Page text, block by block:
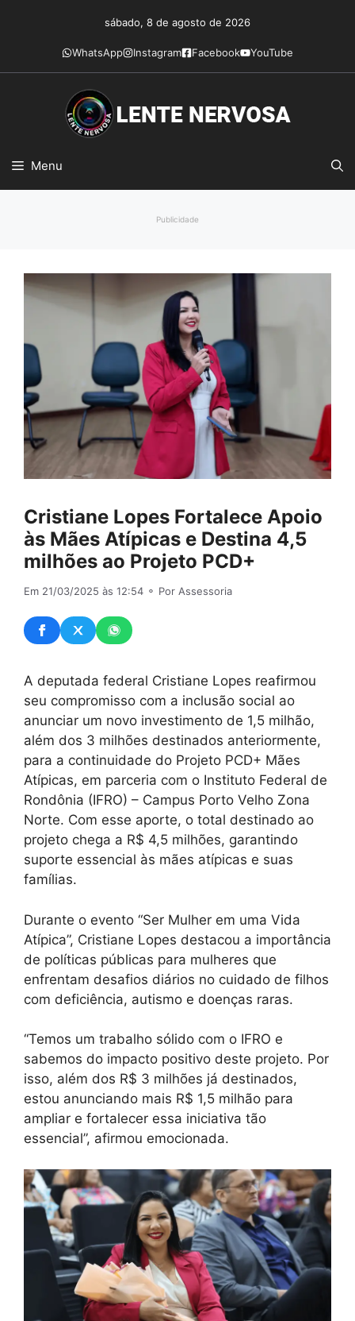
conteúdo
sábado, 8 de agosto de 2026
WhatsApp Instagram Facebook YouTube
Menu
Publicidade
Cristiane Lopes Fortalece Apoio
às Mães Atípicas e Destina 4,5
milhões ao Projeto PCD+
Em 21/03/2025 às 12:54 ⚬ Por Assessoria
A deputada federal Cristiane Lopes reafirmou
seu compromisso com a inclusão social ao
anunciar um novo investimento de 1,5 milhão,
além dos 3 milhões destinados anteriormente,
para a continuidade do Projeto PCD+ Mães
Atípicas, em parceria com o Instituto Federal de
Rondônia (IFRO) – Campus Porto Velho Zona
Norte. Com esse aporte, o total destinado ao
projeto chega a R$ 4,5 milhões, garantindo
suporte essencial às mães atípicas e suas
famílias.
Durante o evento “Ser Mulher em uma Vida
Atípica”, Cristiane Lopes destacou a importância
de políticas públicas para mulheres que
enfrentam desafios diários no cuidado de filhos
com deficiência, autismo e doenças raras.
“Temos um trabalho sólido com o IFRO e
sabemos do impacto positivo deste projeto. Por
isso, além dos R$ 3 milhões já destinados,
estou anunciando mais R$ 1,5 milhão para
ampliar e fortalecer essa iniciativa tão
essencial”, afirmou emocionada.